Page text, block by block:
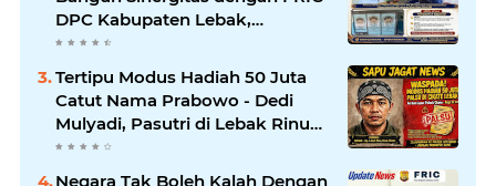
DPC Kabupaten Lebak,
Komitmen Jalankan SOP BGN
Tertipu Modus Hadiah 50 Juta
Catut Nama Prabowo - Dedi
Mulyadi, Pasutri di Lebak Rinu
Cikate Lebak Rugi Rp 12 Juta
Negara Tak Boleh Kalah Dengan